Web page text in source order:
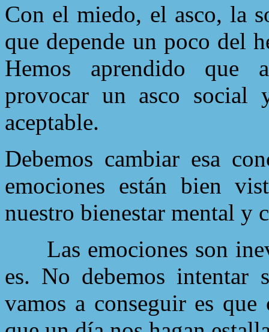
Con el miedo, el asco, la
que depende un poco del
Hemos aprendido que
provocar un asco social
aceptable.
Debemos cambiar esa
emociones están bien
nuestro bienestar mental y
Las emociones son
es. No debemos intentar
vamos a conseguir es que